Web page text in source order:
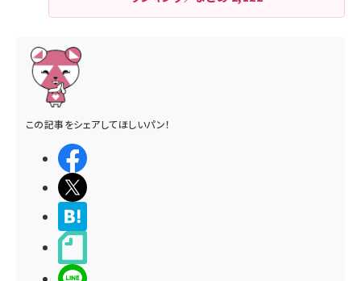
この記事をシェアしてほしいパン！